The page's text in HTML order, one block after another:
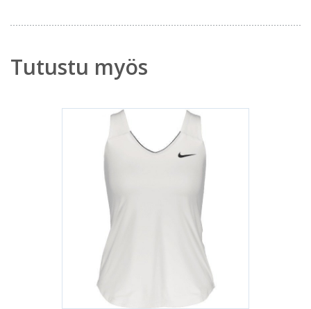
Tutustu myös